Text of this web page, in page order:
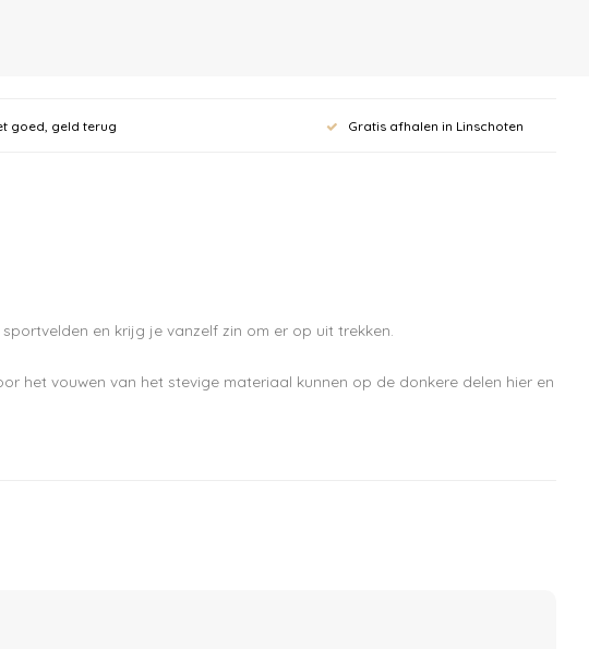
en krijg
de laatste updates, nieuws en aanbiedingen via email
goed, geld terug Gratis afhalen in Linschoten
en krijg je vanzelf zin om er op uit trekken.
het vouwen van het stevige materiaal kunnen op de donkere delen hier en